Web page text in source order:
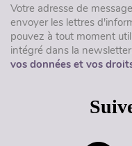
Votre adresse de
envoyer les lettres
pouvez à tout moment
intégré dans la
vos données et vos